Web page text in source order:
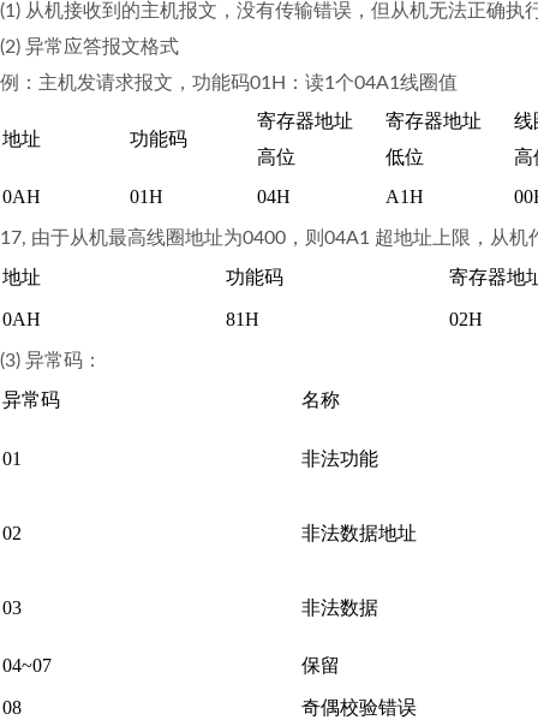
(1) 从机接收到的主机报文，没有传输错误，但从机无法正确
(2) 异常应答报文格式
例：主机发请求报文，功能码01H：读1个04A1线圈值
地址 功能码
寄存器地址
高位
寄存器地址
低位
线
高
0AH
01H 04H A1H
17, 由于从机最高线圈地址为0400，则04A1 超地址上限，从
地址 功能码 寄存器地
0AH 81H 02H
(3) 异常码：
异常码 名称
01 非法功能
02 非法数据地址
03 非法数据
04~07 保留
08 奇偶校验错误